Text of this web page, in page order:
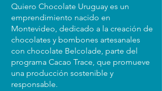
Quiero Chocolate Uruguay es un
emprendimiento nacido en
Montevideo, dedicado a la creación de
chocolates y bombones artesanales
con chocolate Belcolade, parte del
programa Cacao Trace, que promueve
una producción sostenible y
responsable.